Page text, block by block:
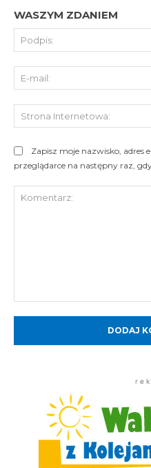
WASZYM ZDANIEM
Zapisz moje nazwisko, adres
przeglądarce na następny raz,
r e k